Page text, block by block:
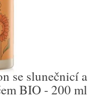
se slunečnicí a
BIO - 200 ml